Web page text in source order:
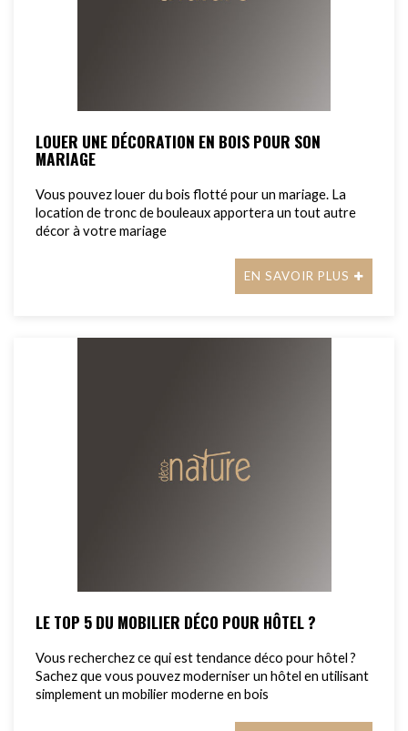
LOUER UNE DÉCORATION EN BOIS POUR SON
MARIAGE
Vous pouvez louer du bois flotté pour un mariage. La
location de tronc de bouleaux apportera un tout autre
décor à votre mariage
EN SAVOIR PLUS
LE TOP 5 DU MOBILIER DÉCO POUR HÔTEL ?
Vous recherchez ce qui est tendance déco pour hôtel ?
Sachez que vous pouvez moderniser un hôtel en utilisant
simplement un mobilier moderne en bois